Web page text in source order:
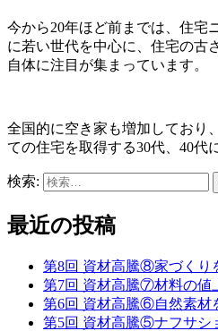
今から20年ほど前までは、住宅
に若い世代を中心に、住宅の古
自体に注目が集まっています。
全国的に空き家も増加しており
ての住宅を取得する30代、40代
検索:
最近の投稿
第8回 資材高騰⑧家づくり
第7回 資材高騰⑦材料の値
第6回 資材高騰⑥自然素材
第5回 資材高騰⑤ナフサシ